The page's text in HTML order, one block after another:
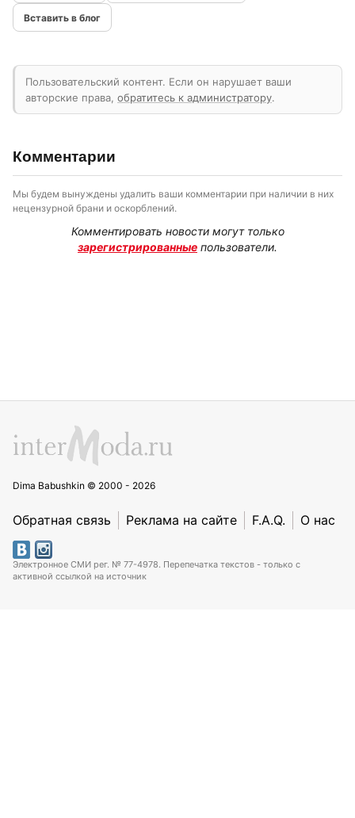
Вставить в блог
Пользовательский контент. Если он нарушает ваши
авторские права, обратитесь к администратору.
Комментарии
Мы будем вынуждены удалить ваши комментарии при наличии в них
нецензурной брани и оскорблений.
Комментировать новости могут только
зарегистрированные пользователи.
Dima Babushkin © 2000 - 2026
Обратная связь Реклама на сайте F.A.Q. О нас
Электронное СМИ рег. № 77-4978. Перепечатка текстов - только с
активной ссылкой на источник